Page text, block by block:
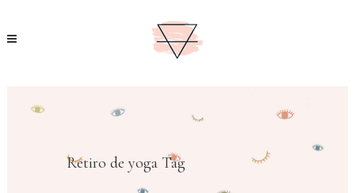
Retiro de yoga Tag